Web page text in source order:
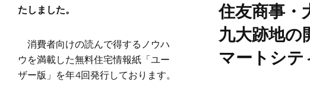
住友商事・
九大跡地の
マートシテ
たしました。
消費者向けの読んで得するノウハ
ウを満載した無料住宅情報紙「ユー
ザー版」を年4回発行しております。